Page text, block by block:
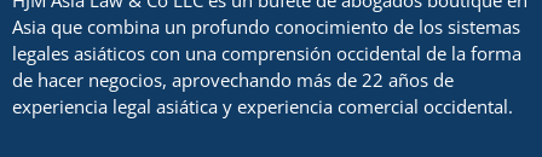
Asia que combina un profundo conocimiento de los sistemas
legales asiáticos con una comprensión occidental de la forma
de hacer negocios, aprovechando más de 22 años de
experiencia legal asiática y experiencia comercial occidental.